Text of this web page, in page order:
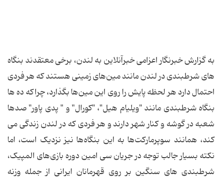
به گزارش خبرنگار اعزامی خبرآنلاین به لندن، برخی معتقدند بنگاه
های شرطبندی در لندن مانند مین‌های زمینی هستند که هر فردی
احتمال دارد هر لحظه پایش را روی این مین‌ها بگذارد، چراکه ده ها
بنگاه شرطبندی مانند "ویلیام هیل"، "کورال" و " پدی پاور" صدها
شعبه در گوشه و کنار شهر دارند و هر فردی که در لندن زندگی می
کند، همانند سوپرمارکت‌ها به این بنگاه‌ها نیز نزدیک است، اما
نکته بسیار جالب توجه در جریان سی امین دوره بازی‌های المپیک،
شرطبندی های سنگین بر روی قهرمانان ایرانی از جمله وزنه